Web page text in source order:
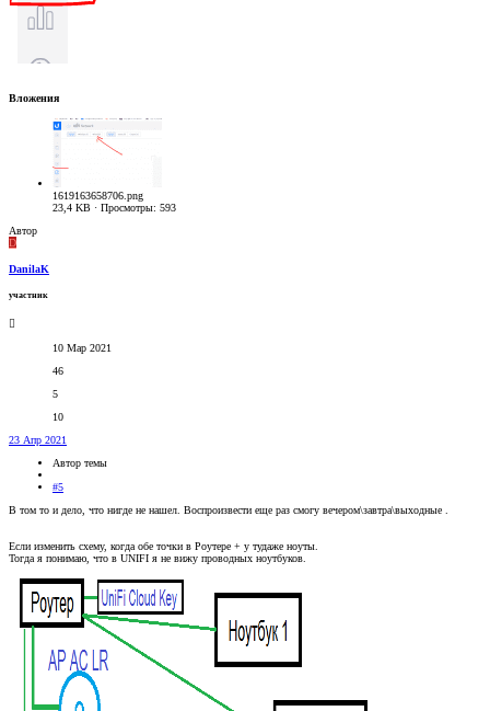
Вложения
1619163658706.png
23,4 KB · Просмотры: 593
Автор
D
DanilaK
участник
10 Мар 2021
46
5
10
23 Апр 2021
Автор темы
#5
В том то и дело, что нигде не нашел. Воспроизвести еще раз смогу вечером\завтра\выходные .
Если изменить схему, когда обе точки в Роутере + у тудаже ноуты.
Тогда я понимаю, что в UNIFI я не вижу проводных ноутбуков.